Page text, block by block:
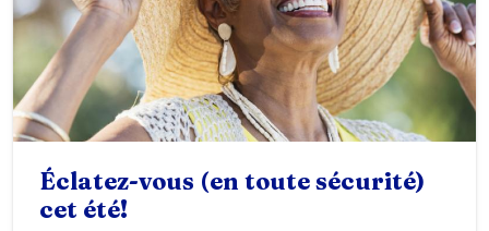
Éclatez-vous (en toute sécurité)
cet été!